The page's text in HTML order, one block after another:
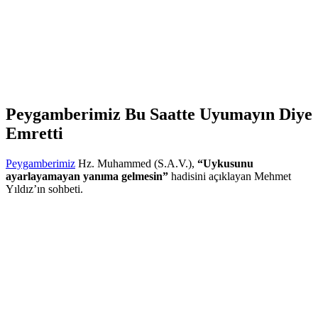
Peygamberimiz Bu Saatte Uyumayın Diye
Emretti
Peygamberimiz Hz. Muhammed (S.A.V.), “Uykusunu
ayarlayamayan yanıma gelmesin” hadisini açıklayan Mehmet
Yıldız’ın sohbeti.